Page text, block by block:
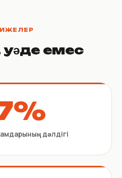
емес
дәлдігі